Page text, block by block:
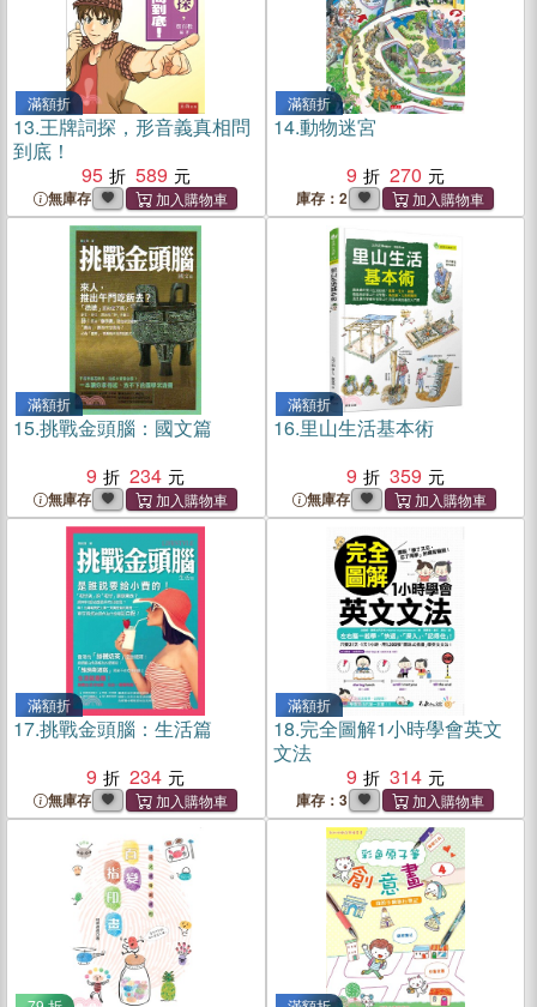
滿額折
13.王牌詞探，形音義真相問
到底！
95
589
無庫存
滿額折
14.動物迷宮
9
270
庫存：2
滿額折
15.挑戰金頭腦：國文篇
9
234
無庫存
滿額折
16.里山生活基本術
9
359
無庫存
滿額折
17.挑戰金頭腦：生活篇
9
234
無庫存
滿額折
18.完全圖解1小時學會英文
文法
9
314
庫存：3